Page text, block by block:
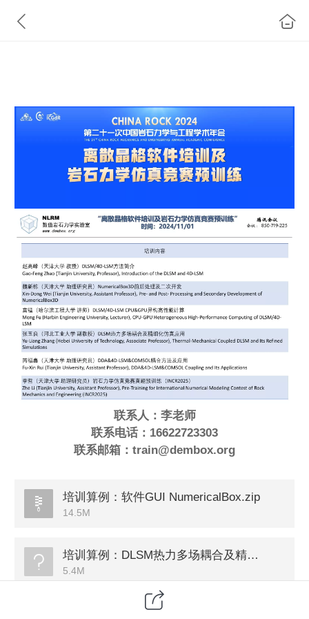
联系人：李老师
联系电话：16622723303
联系邮箱：train@dembox.org
培训算例：软件GUI NumericalBox.zip
14.5M
培训算例：DLSM热力多场耦合及精细化仿真应用.7z
5.4M